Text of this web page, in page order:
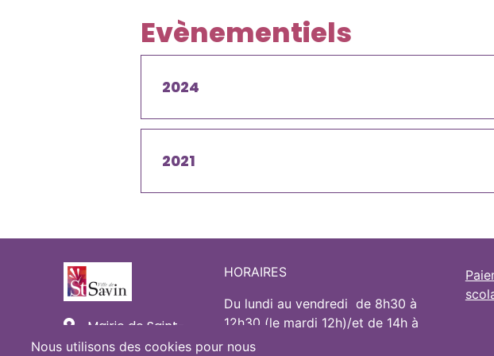
Evènementiels
2024
2021
Mairie de Saint-
Savin
HORAIRES
Du lundi au vendredi de 8h30 à
12h30 (le mardi 12h)/et de 14h à
18h
Nous utilisons des cookies pour nous